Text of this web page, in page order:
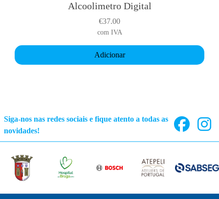
Alcoolimetro Digital
€37.00
com IVA
Adicionar
Siga-nos nas redes sociais e fique atento a todas as
novidades!